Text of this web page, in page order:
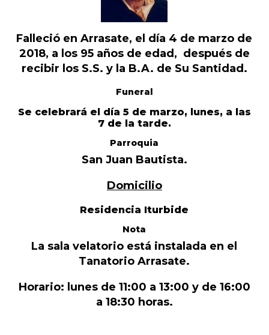
Falleció en Arrasate, el día 4 de marzo de
2018, a los 95 años de edad, después de
recibir los S.S. y la B.A. de Su Santidad.
Funeral
Se celebrará el día 5 de marzo, lunes, a las
7 de la tarde.
Parroquia
San Juan Bautista.
Domicilio
Residencia Iturbide
Nota
La sala velatorio está instalada en el
Tanatorio Arrasate.
Horario: lunes de 11:00 a 13:00 y de 16:00
a 18:30 horas.